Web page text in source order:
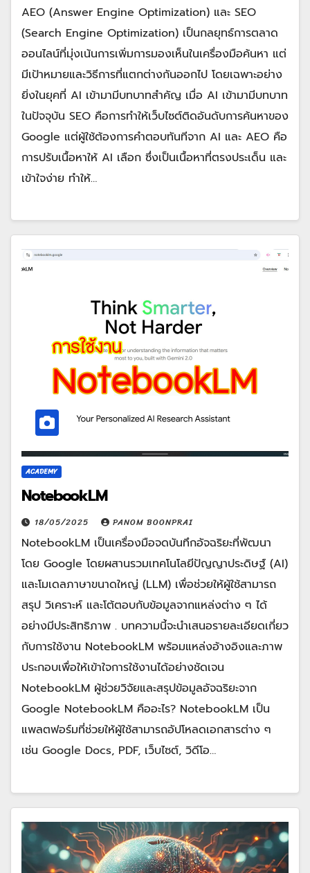
AEO (Answer Engine Optimization) และ SEO
(Search Engine Optimization) เป็นกลยุทธ์การตลาด
ออนไลน์ที่มุ่งเน้นการเพิ่มการมองเห็นในเครื่องมือค้นหา แต่
มีเป้าหมายและวิธีการที่แตกต่างกันออกไป โดยเฉพาะอย่าง
ยิ่งในยุคที่ AI เข้ามามีบทบาทสำคัญ เมื่อ AI เข้ามามีบทบาท
ในปัจจุบัน SEO คือการทำให้เว็บไซต์ติดอันดับการค้นหาของ
Google แต่ผู้ใช้ต้องการคำตอบทันทีจาก AI และ AEO คือ
การปรับเนื้อหาให้ AI เลือก ซึ่งเป็นเนื้อหาที่ตรงประเด็น และ
เข้าใจง่าย ทำให้…
ACADEMY
NotebookLM
18/05/2025 PANOM BOONPRAI
NotebookLM เป็นเครื่องมือจดบันทึกอัจฉริยะที่พัฒนา
โดย Google โดยผสานรวมเทคโนโลยีปัญญาประดิษฐ์ (AI)
และโมเดลภาษาขนาดใหญ่ (LLM) เพื่อช่วยให้ผู้ใช้สามารถ
สรุป วิเคราะห์ และโต้ตอบกับข้อมูลจากแหล่งต่าง ๆ ได้
อย่างมีประสิทธิภาพ . บทความนี้จะนำเสนอรายละเอียดเกี่ยว
กับการใช้งาน NotebookLM พร้อมแหล่งอ้างอิงและภาพ
ประกอบเพื่อให้เข้าใจการใช้งานได้อย่างชัดเจน
NotebookLM ผู้ช่วยวิจัยและสรุปข้อมูลอัจฉริยะจาก
Google NotebookLM คืออะไร? NotebookLM เป็น
แพลตฟอร์มที่ช่วยให้ผู้ใช้สามารถอัปโหลดเอกสารต่าง ๆ
เช่น Google Docs, PDF, เว็บไซต์, วิดีโอ…